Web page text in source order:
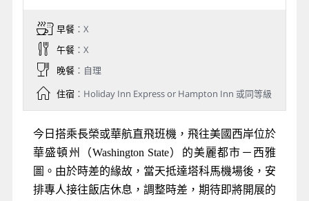
早餐：X
午餐：X
晚餐：自理
住宿：Holiday Inn Express or Hampton Inn 或同等級
今日搭乘長榮或華航直飛班機，飛往美國西岸位於
華盛頓州（Washington State）的美麗都市－西雅
圖。由於時差的緣故，當天抵達塔科馬機場後，安
排專人接往飯店休息，調整時差，期待即將開展的